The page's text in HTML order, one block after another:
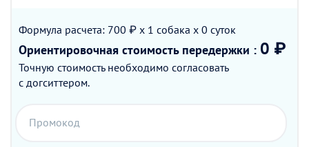
Формула расчета: 700 ₽ x 1 собака x 0 суток
Ориентировочная стоимость передержки : 0 ₽
Точную стоимость необходимо согласовать
с догситтером.
Промокод